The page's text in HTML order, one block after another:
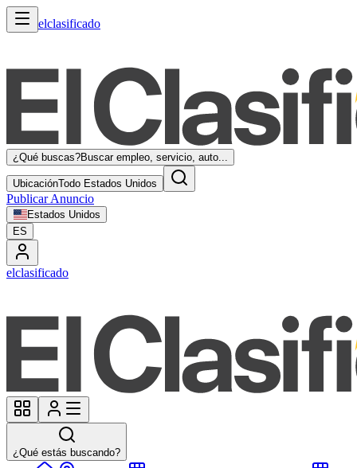
elclasificado
¿Qué buscas?Buscar empleo, servicio, auto...
UbicaciónTodo Estados Unidos
Publicar Anuncio
Estados Unidos
ES
elclasificado
¿Qué estás buscando?